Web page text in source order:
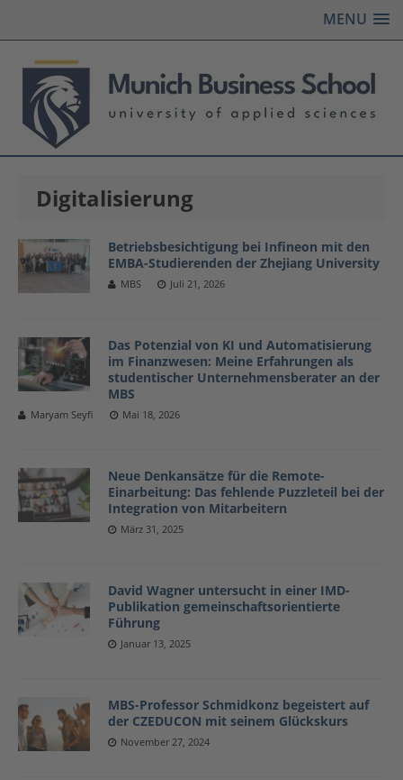
MENU
Digitalisierung
Betriebsbesichtigung bei Infineon mit den
EMBA-Studierenden der Zhejiang University
MBS Juli 21, 2026
Das Potenzial von KI und Automatisierung
im Finanzwesen: Meine Erfahrungen als
studentischer Unternehmensberater an der
MBS
Maryam Seyfi Mai 18, 2026
Neue Denkansätze für die Remote-
Einarbeitung: Das fehlende Puzzleteil bei der
Integration von Mitarbeitern
März 31, 2025
David Wagner untersucht in einer IMD-
Publikation gemeinschaftsorientierte
Führung
Januar 13, 2025
MBS-Professor Schmidkonz begeistert auf
der CZEDUCON mit seinem Glückskurs
November 27, 2024